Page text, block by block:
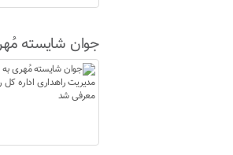
جوان شایسته
سرپرست مدیریت
کل راه و